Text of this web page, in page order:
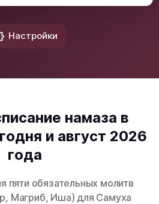
Настройки
намаза в
и август 2026
года
пяти обязательных молитв
Магриб, Иша) для Самуха